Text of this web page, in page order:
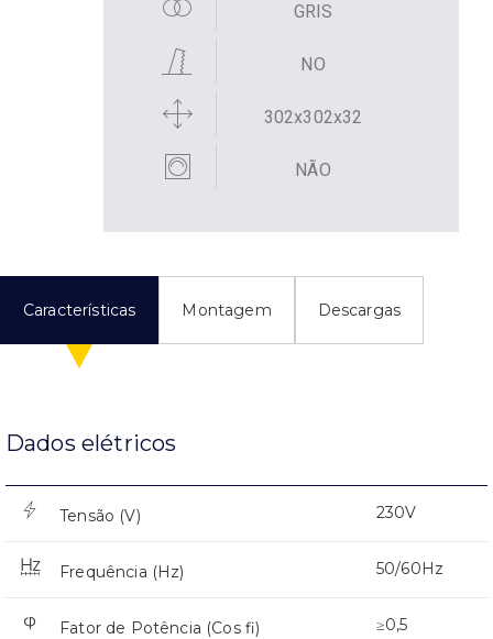
GRIS
NO
302x302x32
NÃO
Características Montagem Descargas
Dados elétricos
Tensão (V) 230V
Frequência (Hz) 50/60Hz
Fator de Potência (Cos fi) ≥0,5